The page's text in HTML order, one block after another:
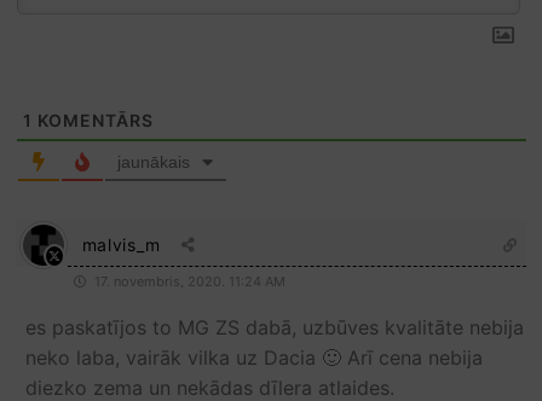
1 KOMENTĀRS
jaunākais
malvis_m
17. novembris, 2020. 11:24 AM
es paskatījos to MG ZS dabā, uzbūves kvalitāte nebija
neko laba, vairāk vilka uz Dacia 🙂 Arī cena nebija
diezko zema un nekādas dīlera atlaides.